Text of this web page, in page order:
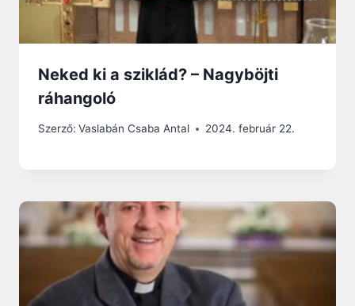
Neked ki a sziklád? – Nagyböjti
ráhangoló
Szerző: Vaslabán Csaba Antal 2024. február 22.